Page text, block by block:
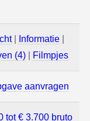
| Informatie
(4)
Filmpjes
aanvragen
tot € 3.700 bruto